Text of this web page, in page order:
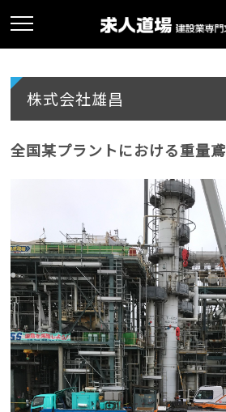
株式会社雄昌
全国某プラントにおける重量鳶